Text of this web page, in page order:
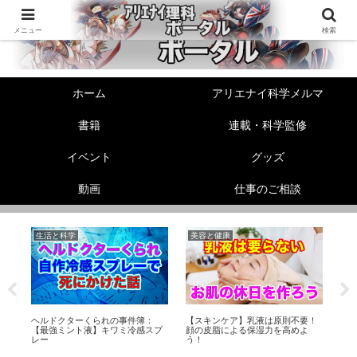
ホーム アリエナイ科学メルマ
書籍 連載・科学監修
イベント グッズ
動画 仕事のご相談
生活と科学
ヘルドクターくられの事件簿：
【最強ミント液】キワミ冷感スプ
レー
美容と健康
【スキンケア】乳液は原則不要！
顔の皮脂による保湿力を高めよ
う！
メニュー 検索